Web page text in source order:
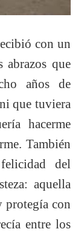
con un
abrazos que
años de
que tuviera
hacerme
También
del
aquella
protegía con
entre los